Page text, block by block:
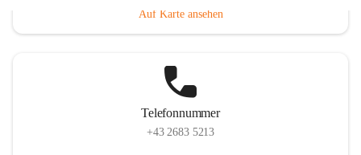
Auf Karte ansehen
Telefonnummer
+43 2683 5213